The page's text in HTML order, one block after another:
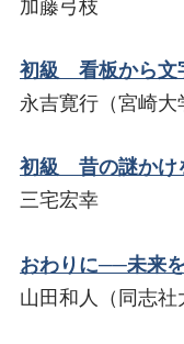
初級 看板から文
永吉寛行（宮崎大
初級 昔の謎かけ
三宅宏幸
おわりに──未来
山田和人（同志社